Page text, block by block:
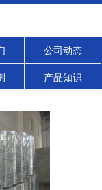
公司动态
产品知识